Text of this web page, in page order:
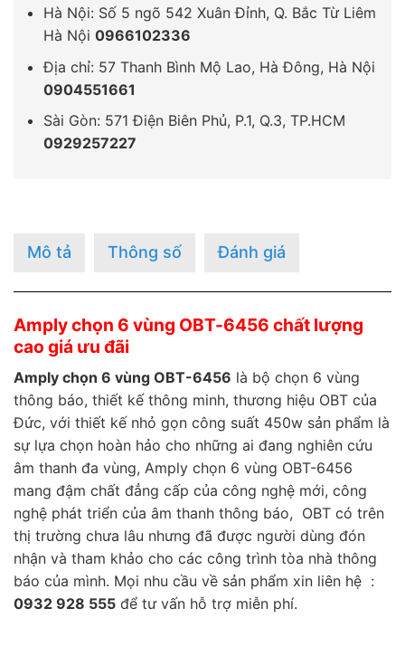
Hà Nội: Số 5 ngõ 542 Xuân Đỉnh, Q. Bắc Từ Liêm
Hà Nội 0966102336
Địa chỉ: 57 Thanh Bình Mộ Lao, Hà Đông, Hà Nội
0904551661
Sài Gòn: 571 Điện Biên Phủ, P.1, Q.3, TP.HCM
0929257227
Mô tả Thông số Đánh giá
Amply chọn 6 vùng OBT-6456 chất lượng
cao giá ưu đãi
Amply chọn 6 vùng OBT-6456 là bộ chọn 6 vùng
thông báo, thiết kế thông minh, thương hiệu OBT của
Đức, với thiết kế nhỏ gọn công suất 450w sản phẩm là
sự lựa chọn hoàn hảo cho những ai đang nghiên cứu
âm thanh đa vùng, Amply chọn 6 vùng OBT-6456
mang đậm chất đẳng cấp của công nghệ mới, công
nghệ phát triển của âm thanh thông báo, OBT có trên
thị trường chưa lâu nhưng đã được người dùng đón
nhận và tham khảo cho các công trình tòa nhà thông
báo của mình. Mọi nhu cầu về sản phẩm xin liên hệ :
0932 928 555 để tư vấn hỗ trợ miễn phí.